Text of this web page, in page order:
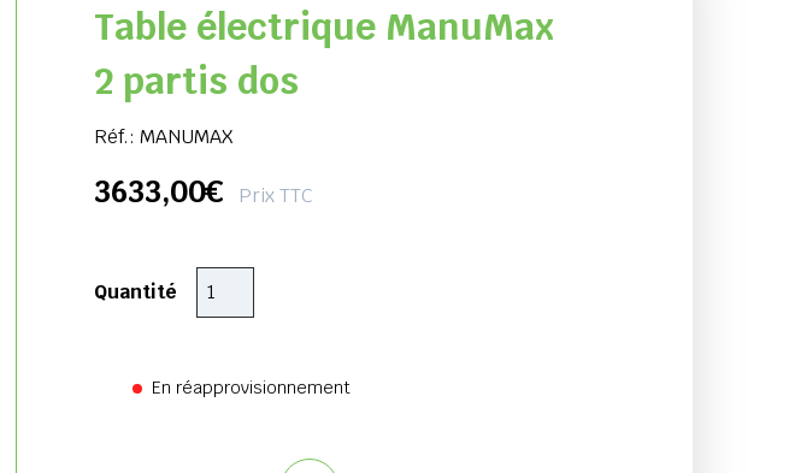
Table électrique ManuMax
2 partis dos
Réf.: MANUMAX
3633,00€ Prix TTC
Quantité
En réapprovisionnement